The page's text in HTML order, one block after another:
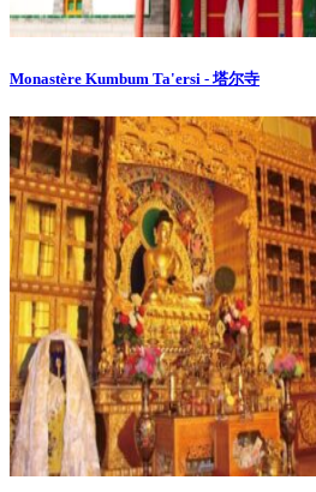
Monastère Kumbum Ta'ersi - 塔尔寺